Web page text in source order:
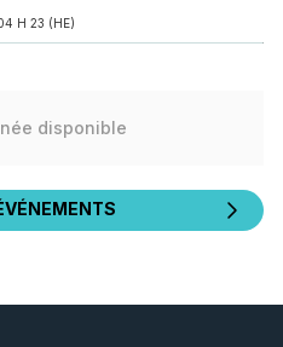
H 23 (HE)
disponible